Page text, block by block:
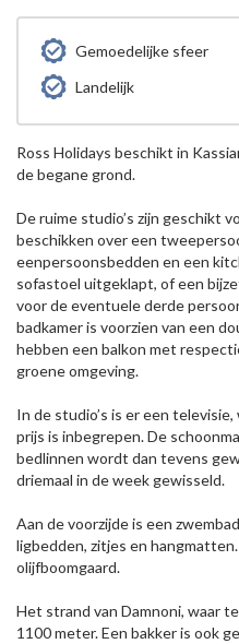
Gemoedelijke sfeer
Landelijk
Ross Holidays beschikt in
de begane grond.
De ruime studio’s zijn geschikt
beschikken over een
eenpersoonsbedden en een
sofastoel uitgeklapt, of een
voor de eventuele derde
badkamer is voorzien van een
hebben een balkon met
groene omgeving.
In de studio’s is er een
prijs is inbegrepen. De
bedlinnen wordt dan tevens
driemaal in de week gewisseld.
Aan de voorzijde is een
ligbedden, zitjes en
olijfboomgaard.
Het strand van Damnoni, waar
1100 meter. Een bakker is ook